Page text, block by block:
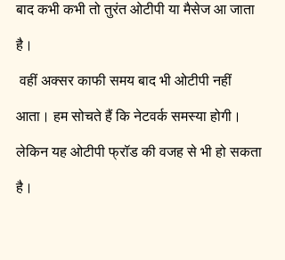
बाद कभी कभी तो तुरंत ओटीपी या मैसेज आ जाता
है।
वहीं अक्सर काफी समय बाद भी ओटीपी नहीं
आता। हम सोचते हैं कि नेटवर्क समस्या होगी।
लेकिन यह ओटीपी फ्रॉड की वजह से भी हो सकता
है।